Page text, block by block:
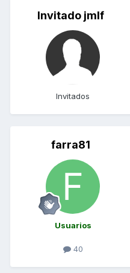
Invitado jmlf
Invitados
farra81
Usuarios
40